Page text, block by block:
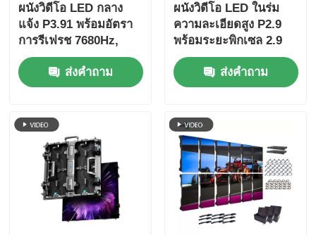
ผนังวิดีโอ LED กลาง
แจ้ง P3.91 พร้อมอัตรา
การรีเฟรช 7680Hz,
จอแสดงผลสีเต็มรูปแบบ
และการป้องกัน IP65
สำหรับคอนเสิร์ตและ
ส่งคำถาม
ผนังวิดีโอ LED ในร่ม
ความละเอียดสูง P2.9
พร้อมระยะพิกเซล 2.9
มม. อัตราการรีเฟรช
3840 Hz และความสว่าง
4500cd / ตร.ม.
ส่งคำถาม